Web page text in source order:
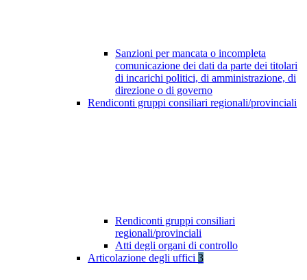
Sanzioni per mancata o incompleta
comunicazione dei dati da parte dei titolari
di incarichi politici, di amministrazione, di
direzione o di governo
Rendiconti gruppi consiliari regionali/provinciali
Rendiconti gruppi consiliari
regionali/provinciali
Atti degli organi di controllo
Articolazione degli uffici 3